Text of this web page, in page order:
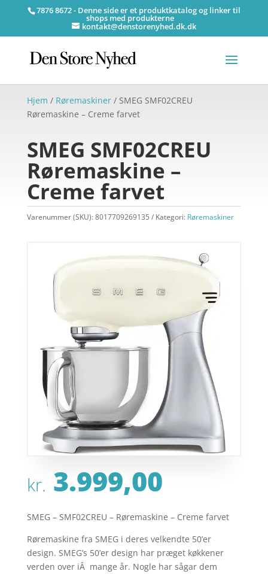
7876 8672 - Denne side er et produktkatalog og linker til
shops med produkterne
kontakt@denstorenyhed.dk.dk
Hjem / Røremaskiner/ SMEG SMF02CREU
Røremaskine – Creme farvet
SMEG SMF02CREU
Røremaskine –
Creme farvet
Varenummer (SKU):8017709269135 Kategori: Røremaskiner
kr. 3.999,00
SMEG – SMF02CREU – Røremaskine – Creme farvet
Røremaskine fra SMEG i deres velkendte 50’er
design. SMEG’s 50’er design har præget køkkener
verden over iÂ mange år. Nogle har sågar dem